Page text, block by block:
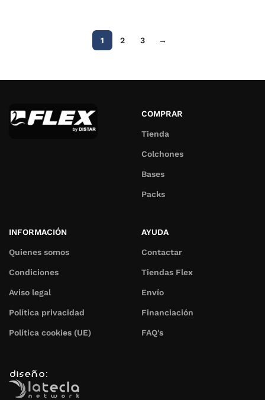
1 2 3 →
COMPRAR
Tienda
Colchones
Bases
Packs
INFORMACIÓN
Quienes somos
Condiciones
Aviso legal
Política privacidad
Política cookies (UE)
AYUDA
Contactar
Tiendas Flex
Envío
Financiación
FAQ's